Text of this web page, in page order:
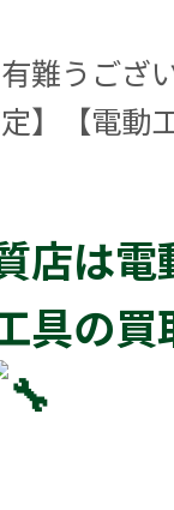
難うござ
】【電動
店は電
具の買